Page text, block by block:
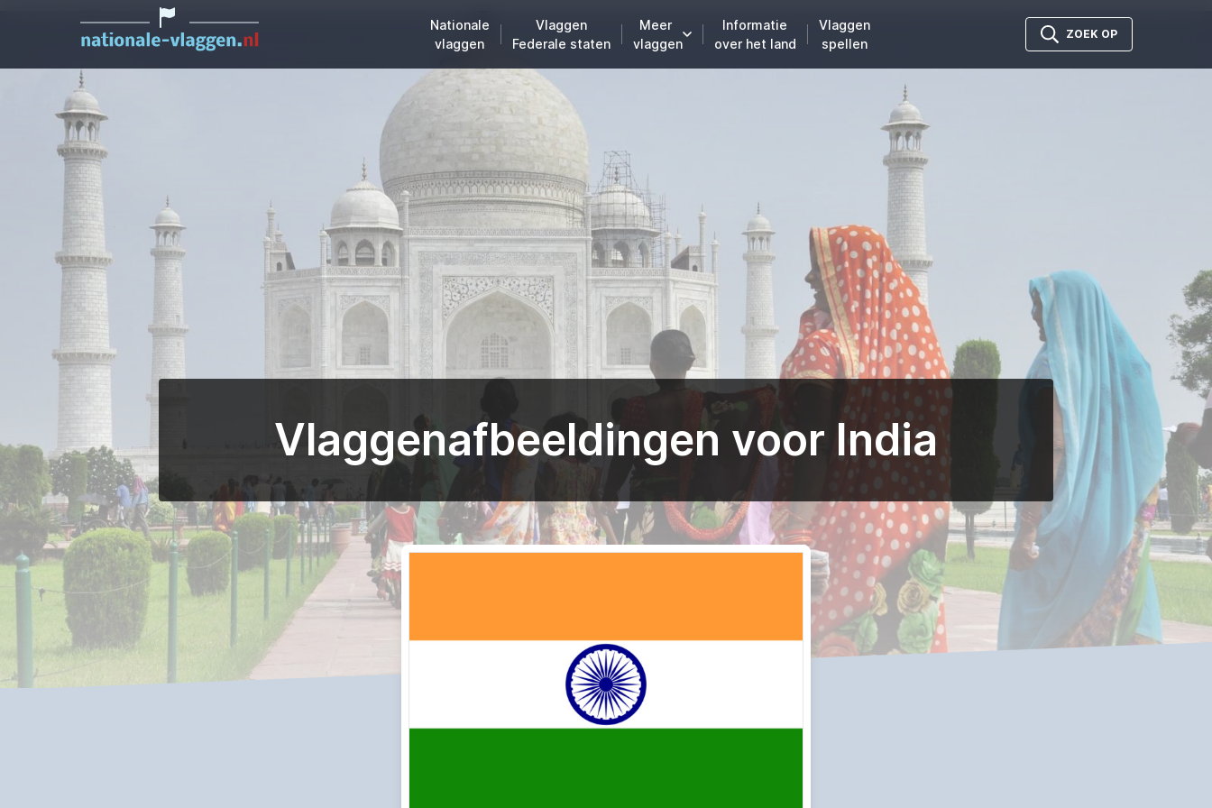
Nationale
vlaggen
Vlaggen
Federale staten
Meer
vlaggen
Informatie
over het land
Vlaggen
spellen
ZOEK OP
Vlaggenafbeeldingen voor India